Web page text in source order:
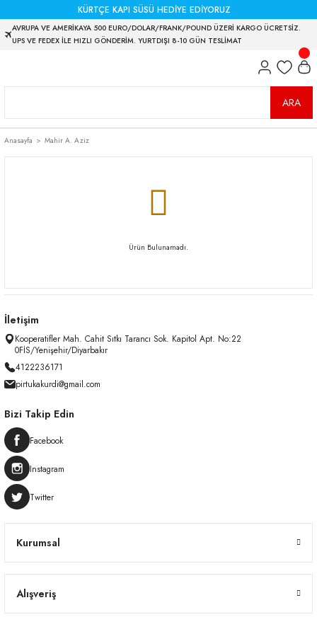
KÜRTÇE KAPI SÜSÜ HEDİYE EDİYORUZ
AVRUPA VE AMERİKAYA 500 EURO/DOLAR/FRANK/POUND ÜZERİ KARGO ÜCRETSİZ.
UPS VE FEDEX İLE HIZLI GÖNDERİM. YURTDIŞI 8-10 GÜN TESLİMAT
ARA
Anasayfa Mahir A. Aziz
Ürün Bulunamadı.
İletişim
Kooperatifler Mah. Cahit Sıtkı Tarancı Sok. Kapitol Apt. No:22
0FİS/Yenişehir/Diyarbakır
4122236171
pirtukakurdi@gmail.com
Kurumsal
Alışveriş
Bizi Takip Edin
Facebook
Instagram
Twitter